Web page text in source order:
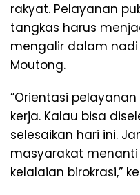
rakyat. Pelayanan
tangkas harus
mengalir dalam nadi
Moutong.
​”Orientasi
kerja. Kalau bisa
selesaikan hari ini.
masyarakat
kelalaian birokrasi,”